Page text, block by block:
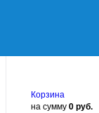
Корзина
на сумму0 руб.